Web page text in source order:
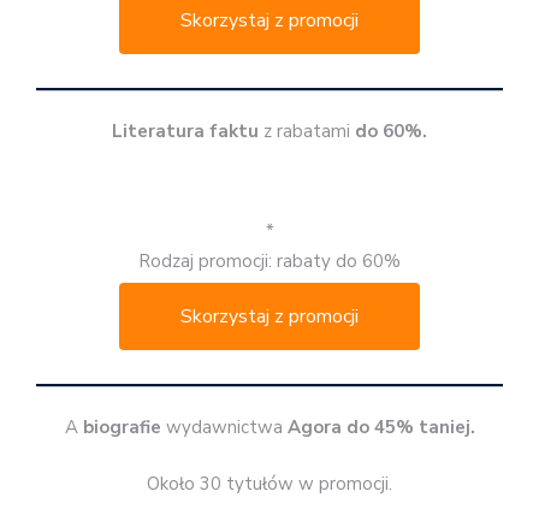
Skorzystaj z promocji
Literatura faktu z rabatami do 60%.
*
Rodzaj promocji: rabaty do 60%
Skorzystaj z promocji
A biografie wydawnictwa Agora do 45% taniej.
Około 30 tytułów w promocji.